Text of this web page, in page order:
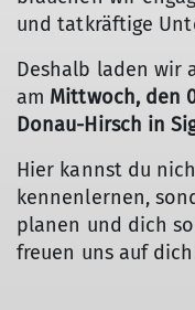
und tatkräftige
Deshalb laden wir
am Mittwoch, den
Donau-Hirsch in
Hier kannst du
kennenlernen,
planen und dich
freuen uns auf